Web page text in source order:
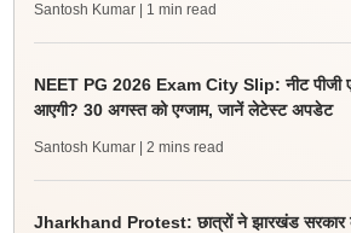
Santosh Kumar | 1 min read
NEET PG 2026 Exam City Slip: नीट पीजी
आएगी? 30 अगस्त को एग्जाम, जानें लेटेस्ट अपडेट
Santosh Kumar | 2 mins read
Jharkhand Protest: छात्रों ने झारखंड सरकार की